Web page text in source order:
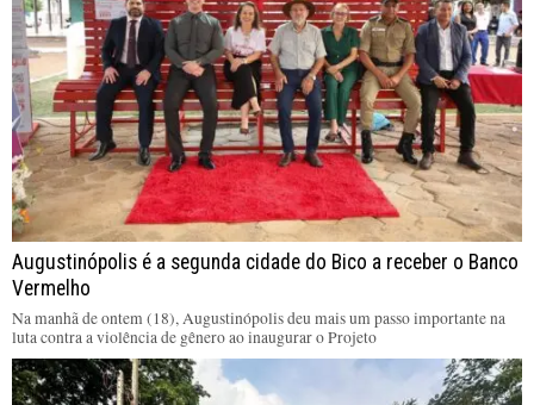
Augustinópolis é a segunda cidade do Bico a receber o Banco
Vermelho
Na manhã de ontem (18), Augustinópolis deu mais um passo importante na
luta contra a violência de gênero ao inaugurar o Projeto